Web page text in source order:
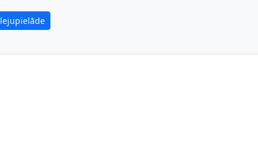
lejupielāde